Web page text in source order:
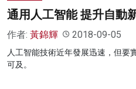
通用人工智能 提升自動
作者: 黃錦輝 2018-09-05
人工智能技術近年發展迅速，但要
可及。